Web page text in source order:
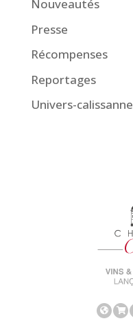
Nouveautés
Presse
Récompenses
Reportages
Univers-calissanne